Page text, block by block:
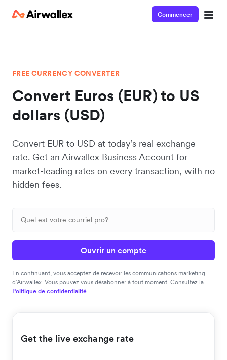
Commencer
FREE CURRENCY CONVERTER
Convert Euros (EUR) to US
dollars (USD)
Convert EUR to USD at today’s real exchange
rate. Get an Airwallex Business Account for
market-leading rates on every transaction, with no
hidden fees.
Ouvrir un compte
En continuant, vous acceptez de recevoir les communications marketing
d’Airwallex. Vous pouvez vous désabonner à tout moment. Consultez la
Politique de confidentialité.
Get the live exchange rate